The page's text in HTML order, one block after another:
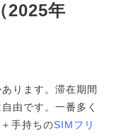
2025年
ります。滞在期間
由です。一番多く
＋手持ちのSIMフリ